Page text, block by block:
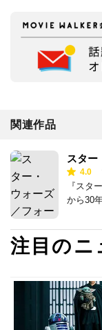
関連作品
スター
4.0
『スタ
から30
注目のニ